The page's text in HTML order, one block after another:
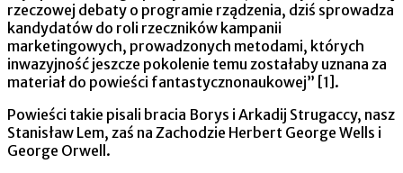
rzeczowej debaty o programie rządzenia, dziś sprowadza
kandydatów do roli rzeczników kampanii
marketingowych, prowadzonych metodami, których
inwazyjność jeszcze pokolenie temu zostałaby uznana za
materiał do powieści fantastycznonaukowej” [1].
Powieści takie pisali bracia Borys i Arkadij Strugaccy, nasz
Stanisław Lem, zaś na Zachodzie Herbert George Wells i
George Orwell.